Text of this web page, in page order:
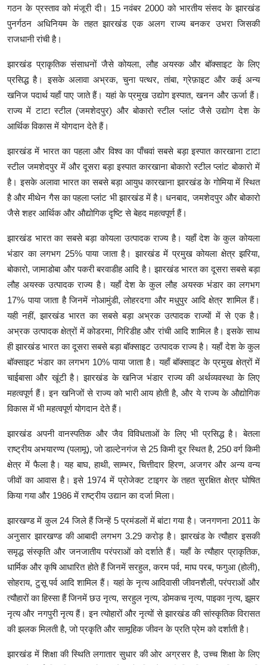
गठन के प्रस्ताव को मंजूरी दी। 15 नवंबर 2000 को भारतीय संसद के झारखंड
पुनर्गठन अधिनियम के तहत झारखंड एक अलग राज्य बनकर उभरा जिसकी
राजधानी रांची है।
झारखंड प्राकृतिक संसाधनों जैसे कोयला, लौह अयस्क और बॉक्साइट के लिए
प्रसिद्ध है। इसके अलावा अभ्रक, चुना पत्थर, तांबा, ग्रेफ़ाइट और कई अन्य
खनिज पदार्थ यहाँ पाए जाते हैं। यहां के प्रमुख उद्योग इस्पात, खनन और ऊर्जा हैं।
राज्य में टाटा स्टील (जमशेदपुर) और बोकारो स्टील प्लांट जैसे उद्योग देश के
आर्थिक विकास में योगदान देते हैं।
झारखंड में भारत का पहला और विश्व का पाँचवां सबसे बड़ा इस्पात कारखाना टाटा
स्टील जमशेदपुर में और दूसरा बड़ा इस्पात कारखाना बोकारो स्टील प्लांट बोकारो में
है। इसके अलावा भारत का सबसे बड़ा आयुध कारखाना झारखंड के गोमिया में स्थित
है और मीथेन गैस का पहला प्लांट भी झारखंड में है। धनबाद, जमशेदपुर और बोकारो
जैसे शहर आर्थिक और औद्योगिक दृष्टि से बेहद महत्वपूर्ण हैं।
झारखंड भारत का सबसे बड़ा कोयला उत्पादक राज्य है। यहाँ देश के कुल कोयला
भंडार का लगभग 25% पाया जाता है। झारखंड में प्रमुख कोयला क्षेत्र झरिया,
बोकारो, जामाडोबा और पकरी बरवाडीह आदि है। झारखंड भारत का दूसरा सबसे बड़ा
लौह अयस्क उत्पादक राज्य है। यहाँ देश के कुल लौह अयस्क भंडार का लगभग
17% पाया जाता है जिनमें नोआमुंडी, लोहरदगा और मधुपुर आदि क्षेत्र शामिल हैं।
यही नहीं, झारखंड भारत का सबसे बड़ा अभ्रक उत्पादक राज्यों में से एक है।
अभ्रक उत्पादक क्षेत्रों में कोडरमा, गिरिडीह और रांची आदि शामिल है। इसके साथ
ही झारखंड भारत का दूसरा सबसे बड़ा बॉक्साइट उत्पादक राज्य है। यहाँ देश के कुल
बॉक्साइट भंडार का लगभग 10% पाया जाता है। यहाँ बॉक्साइट के प्रमुख क्षेत्रों में
चाईबासा और खूंटी है। झारखंड के खनिज भंडार राज्य की अर्थव्यवस्था के लिए
महत्वपूर्ण हैं। इन खनिजों से राज्य को भारी आय होती है, और ये राज्य के औद्योगिक
विकास में भी महत्वपूर्ण योगदान देते हैं।
झारखंड अपनी वानस्पतिक और जैव विविधताओं के लिए भी प्रसिद्ध है। बेतला
राष्ट्रीय अभयारण्य (पलामू), जो डाल्टेनगंज से 25 किमी दूर स्थित है, 250 वर्ग किमी
क्षेत्र में फैला है। यह बाघ, हाथी, साम्भर, चित्तीदार हिरण, अजगर और अन्य वन्य
जीवों का आवास है। इसे 1974 में प्रोजेक्ट टाइगर के तहत सुरक्षित क्षेत्र घोषित
किया गया और 1986 में राष्ट्रीय उद्यान का दर्जा मिला।
झारखण्ड में कुल 24 जिले हैं जिन्हें 5 प्रमंडलों में बांटा गया है। जनगणना 2011 के
अनुसार झारखण्ड की आबादी लगभग 3.29 करोड़ है। झारखंड के त्यौहार इसकी
समृद्ध संस्कृति और जनजातीय परंपराओं को दर्शाते हैं। यहाँ के त्यौहार प्राकृतिक,
धार्मिक और कृषि आधारित होते हैं जिनमें सरहुल, करम पर्व, माघ परब, फगुआ (होली),
सोहराय, टुसू पर्व आदि शामिल हैं। यहां के नृत्य आदिवासी जीवनशैली, परंपराओं और
त्यौहारों का हिस्सा हैं जिनमें छउ नृत्य, सरहुल नृत्य, डोमकच नृत्य, पाइका नृत्य, झूमर
नृत्य और नगपुरी नृत्य हैं। इन त्योहारों और नृत्यों से झारखंड की सांस्कृतिक विरासत
की झलक मिलती है, जो प्रकृति और सामूहिक जीवन के प्रति प्रेम को दर्शाती है।
झारखंड में शिक्षा की स्थिति लगातार सुधार की ओर अग्रसर है, उच्च शिक्षा के लिए